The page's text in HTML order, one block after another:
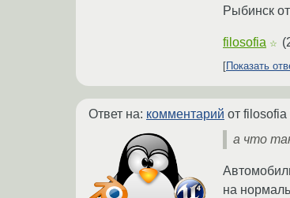
Рыбинск
filosofia ☆ (
Показать
Ответ на: комментарий от filosofia
а что
на